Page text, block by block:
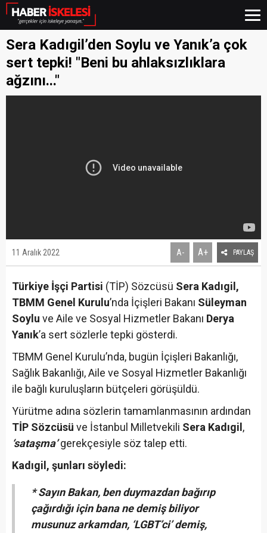
Sera Kadıgil’den Soylu ve Yanık’a çok
sert tepki! "Beni bu ahlaksızlıklara
ağzını..."
11 Aralık 2022 A- A+ PAYLAŞ
Türkiye İşçi Partisi (TİP) Sözcüsü Sera Kadıgil,
TBMM Genel Kurulu’nda İçişleri Bakanı Süleyman
Soylu ve Aile ve Sosyal Hizmetler Bakanı Derya
Yanık’a sert sözlerle tepki gösterdi.
TBMM Genel Kurulu’nda, bugün İçişleri Bakanlığı,
Sağlık Bakanlığı, Aile ve Sosyal Hizmetler Bakanlığı
ile bağlı kuruluşların bütçeleri görüşüldü.
Yürütme adına sözlerin tamamlanmasının ardından
TİP Sözcüsü ve İstanbul Milletvekili Sera Kadıgil,
‘sataşma’gerekçesiyle söz talep etti.
Kadıgil, şunları söyledi:
* Sayın Bakan, ben duymazdan bağırıp
çağırdığı için bana ne demiş biliyor
musunuz arkamdan, ‘LGBT’ci’ demiş,